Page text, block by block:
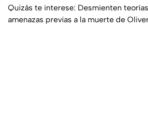
Quizás te interese: Desmienten
amenazas previas a la muerte de